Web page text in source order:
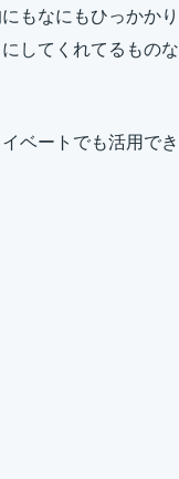
もなにもひっかかり
してくれてるものな
ベートでも活用でき